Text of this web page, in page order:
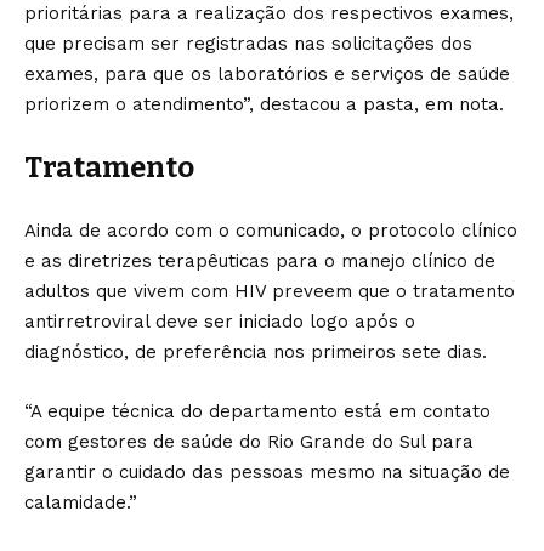
prioritárias para a realização dos respectivos exames,
que precisam ser registradas nas solicitações dos
exames, para que os laboratórios e serviços de saúde
priorizem o atendimento”, destacou a pasta, em nota.
Tratamento
Ainda de acordo com o comunicado, o protocolo clínico
e as diretrizes terapêuticas para o manejo clínico de
adultos que vivem com HIV preveem que o tratamento
antirretroviral deve ser iniciado logo após o
diagnóstico, de preferência nos primeiros sete dias.
“A equipe técnica do departamento está em contato
com gestores de saúde do Rio Grande do Sul para
garantir o cuidado das pessoas mesmo na situação de
calamidade.”